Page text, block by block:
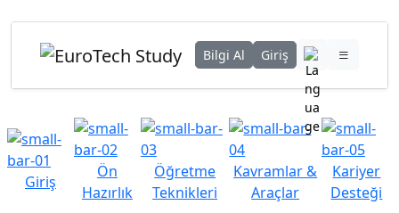
Bilgi Al Giriş
Giriş
Ön
Hazırlık
Öğretme
Teknikleri
Kavramlar &
Araçlar
Kariyer
Desteği